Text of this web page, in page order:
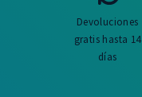
Devoluciones
gratis hasta 14
días